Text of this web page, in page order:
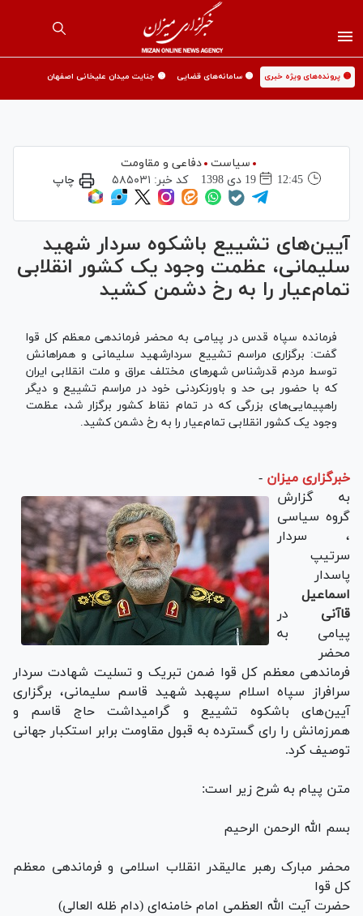
🟡 پرونده‌های ویژه خبری 🟡 سامانه‌های قضایی 🟡 جنایت میدان علیخانی اصفهان
سیاست
دفاعی و مقاومت
12:45
19 دی 1398 کد خبر: ۵۸۵۰۳۱ چاپ
آیین‌های تشییع باشکوه سردار شهید
سلیمانی، عظمت وجود یک کشور انقلابی
تمام‌عیار را به رخ دشمن کشید
فرمانده سپاه قدس در پیامی به محضر فرماندهی معظم کل قوا
گفت: برگزاری مراسم تشییع سردارشهید سلیمانی و همراهانش
توسط مردم قدرشناس شهر‌های مختلف عراق و ملت انقلابی ایران
که با حضور بی حد و باورنکردنی خود در مراسم تشییع و دیگر
راهپیمایی‌های بزرگی که در تمام نقاط کشور برگزار شد، عظمت
وجود یک کشور انقلابی تمام‌عیار را به رخ دشمن کشید.
خبرگزاری میزان -
به گزارش
گروه سیاسی
، سردار
سرتیپ
پاسدار
اسماعیل
قاآنی در
پیامی به
محضر
فرماندهی معظم کل قوا ضمن تبریک و تسلیت شهادت سردار
سرافراز سپاه اسلام سپهبد شهید قاسم سلیمانی، برگزاری
آیین‌های باشکوه تشییع و گرامیداشت حاج قاسم و
همرزمانش را رای گسترده به قبول مقاومت برابر استکبار جهانی
توصیف کرد.
متن پیام به شرح زیر است:
بسم الله الرحمن الرحیم
محضر مبارک رهبر عالیقدر انقلاب اسلامی و فرماندهی معظم
کل قوا
حضرت آیت الله العظمی امام خامنه‌ای (دام ظله العالی)